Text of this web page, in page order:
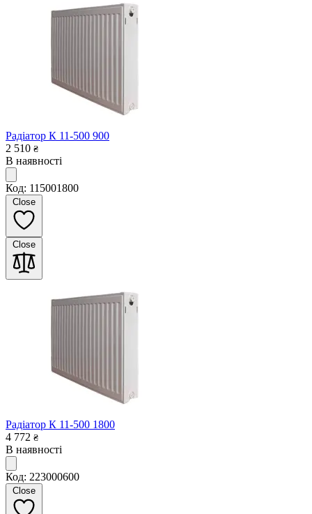
Радіатор К 11-500 900
2 510 ₴
В наявності
Код: 115001800
Close
Close
Радіатор К 11-500 1800
4 772 ₴
В наявності
Код: 223000600
Close